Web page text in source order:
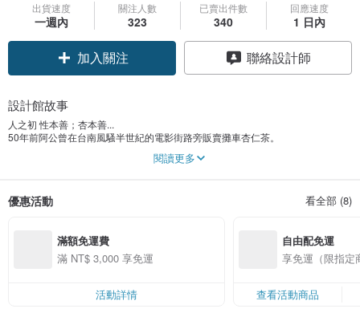
出貨速度
一週內
關注人數
323
已賣出件數
340
回應速度
1 日內
加入關注 聯絡設計師
設計館故事
人之初 性本善；杏本善...
50年前阿公曾在台南風騷半世紀的電影街路旁販賣攤車杏仁茶。
當媽媽拿著老照片訴說往事時，恰逢退下年薪百萬的當紅研發工程師一職，回到
那裡曾是乏人問津、黑黑暗暗的西門市場；現為台南熱門觀光景點。
2020年底搬遷至現今位址，持續、更完整地、更細膩地，接續家族記憶，與『杏
本善』共同生活著。
使用純手工脫膜南北杏仁豆，溫和香氣。
閱讀更多
優惠活動 看全部 (8)
滿額免運費
滿 NT$ 3,000 享免運
活動詳情
自由配免運
享免運（限指定
查看活動商品